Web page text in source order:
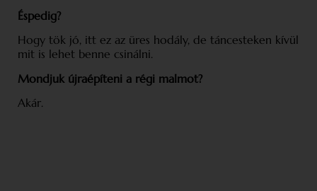
Éspedig?
Hogy tök jó, itt ez az üres hodály, de táncesteken kívül
mit is lehet benne csinálni.
Mondjuk újraépíteni a régi malmot?
Akár.